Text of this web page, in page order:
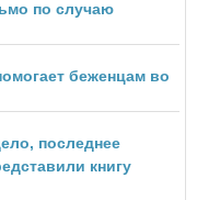
по случаю
беженцам во
последнее
книгу